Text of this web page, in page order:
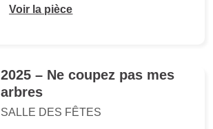
Voir la pièce
2025 – Ne coupez pas mes
arbres
SALLE DES FÊTES